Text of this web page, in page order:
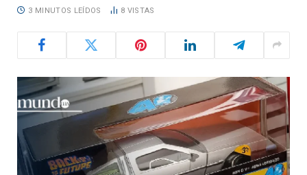
3 MINUTOS LEÍDOS
8 VISTAS